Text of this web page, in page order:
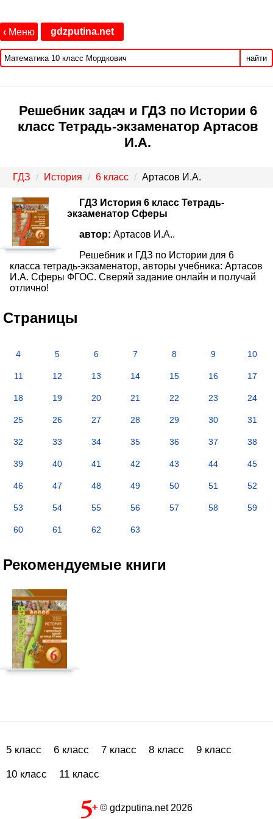
‹ Меню gdzputina.net
найти
Решебник задач и ГДЗ по Истории 6
класс Тетрадь-экзаменатор Артасов
И.А.
ГДЗ История 6 класс Артасов И.А.
ГДЗ История 6 класс Тетрадь-
экзаменатор Сферы
автор: Артасов И.А..
Решебник и ГДЗ по Истории для 6
класса тетрадь-экзаменатор, авторы учебника: Артасов
И.А. Сферы ФГОС. Сверяй задание онлайн и получай
отлично!
Страницы
4 5 6 7 8 9 10
11 12 13 14 15 16 17
18 19 20 21 22 23 24
25 26 27 28 29 30 31
32 33 34 35 36 37 38
39 40 41 42 43 44 45
46 47 48 49 50 51 52
53 54 55 56 57 58 59
60 61 62 63
Рекомендуемые книги
5 класс 6 класс 7 класс 8 класс 9 класс
10 класс 11 класс
© gdzputina.net 2026